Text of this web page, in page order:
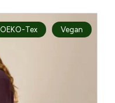
OEKO-Tex Vegan